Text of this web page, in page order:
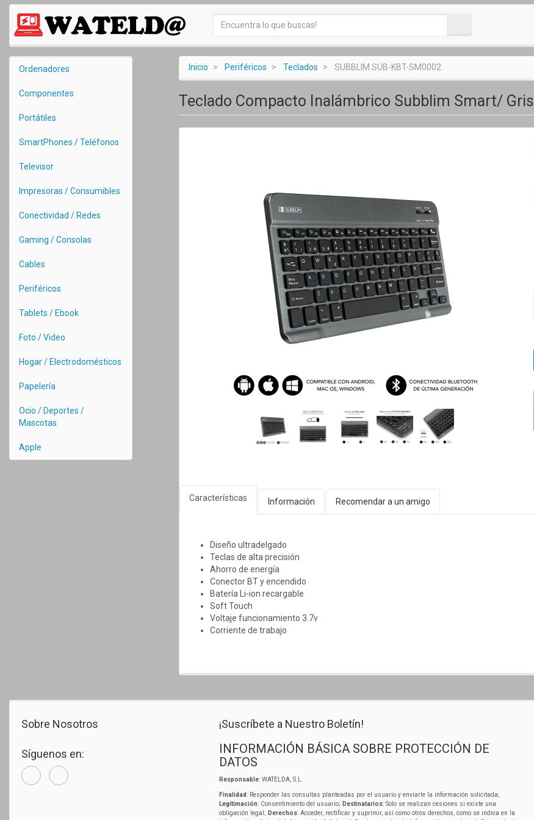
Ordenadores
Componentes
Portátiles
SmartPhones / Teléfonos
Televisor
Impresoras / Consumibles
Conectividad / Redes
Gaming / Consolas
Cables
Periféricos
Tablets / Ebook
Foto / Video
Hogar / Electrodomésticos
Papelería
Ocio / Deportes /
Mascotas
Apple
Inicio Periféricos Teclados SUBBLIM SUB-KBT-SM0002
Teclado Compacto Inalámbrico Subblim Smart/ Gris
Características Información Recomendar a un amigo
Diseño ultradelgado
Teclas de alta precisión
Ahorro de energía
Conector BT y encendido
Batería Li-ion recargable
Soft Touch
Voltaje funcionamiento 3.7v
Corriente de trabajo
Sobre Nosotros
Síguenos en:
¡Suscríbete a Nuestro Boletín!
INFORMACIÓN BÁSICA SOBRE PROTECCIÓN DE
DATOS
Responsable: WATELDA, S.L.
Finalidad: Responder las consultas planteadas por el usuario y enviarle la información solicitada;
Legitimación: Consentimiento del usuario; Destinatarios: Solo se realizan cesiones si existe una
obligación legal; Derechos: Acceder, rectificar y suprimir, así como otros derechos, como se indica en la